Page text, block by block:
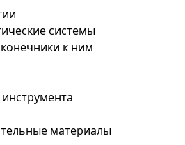
системы
к ним
материалы